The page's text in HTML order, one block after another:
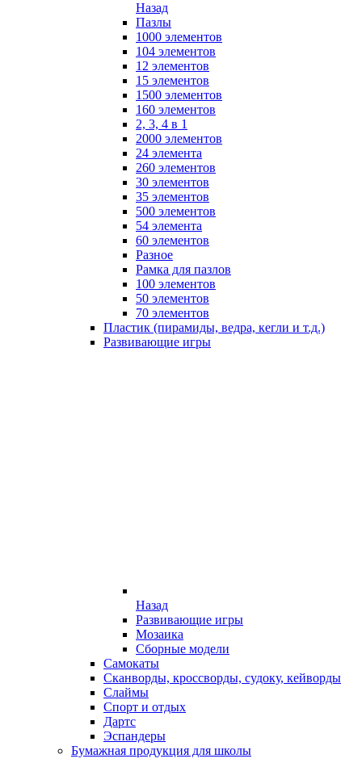
Назад
Пазлы
1000 элементов
104 элементов
12 элементов
15 элементов
1500 элементов
160 элементов
2, 3, 4 в 1
2000 элементов
24 элемента
260 элементов
30 элементов
35 элементов
500 элементов
54 элемента
60 элементов
Разное
Рамка для пазлов
100 элементов
50 элементов
70 элементов
Пластик (пирамиды, ведра, кегли и т.д.)
Развивающие игры
Назад
Развивающие игры
Мозаика
Сборные модели
Самокаты
Сканворды, кроссворды, судоку, кейворды
Слаймы
Спорт и отдых
Дартс
Эспандеры
Бумажная продукция для школы